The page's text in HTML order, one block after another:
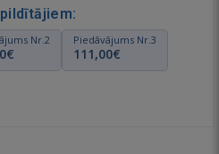
Nr.2 Piedāvājums Nr.3
111,00€